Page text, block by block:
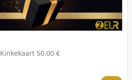
Kinkekaart 50.00 €